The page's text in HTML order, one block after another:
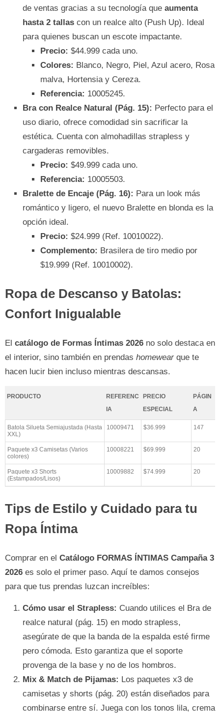
de ventas gracias a su tecnología que aumenta
hasta 2 tallas con un realce alto (Push Up). Ideal
para quienes buscan un escote impactante.
Precio: $44.999 cada uno.
Colores: Blanco, Negro, Piel, Azul acero, Rosa
malva, Hortensia y Cereza.
Referencia: 10005245.
Bra con Realce Natural (Pág. 15): Perfecto para el
uso diario, ofrece comodidad sin sacrificar la
estética. Cuenta con almohadillas strapless y
cargaderas removibles.
Precio: $49.999 cada uno.
Referencia: 10005503.
Bralette de Encaje (Pág. 16): Para un look más
romántico y ligero, el nuevo Bralette en blonda es la
opción ideal.
Precio: $24.999 (Ref. 10010022).
Complemento: Brasilera de tiro medio por
$19.999 (Ref. 10010002).
Ropa de Descanso y Batolas:
Confort Inigualable
El catálogo de Formas Íntimas 2026 no solo destaca en
el interior, sino también en prendas homewear que te
hacen lucir bien incluso mientras descansas.
PRODUCTO
REFERENC
IA
PRECIO
ESPECIAL
PÁGIN
A
Batola Silueta Semiajustada (Hasta
XXL)
10009471 $36.999 147
Paquete x3 Camisetas (Varios
colores)
10008221 $69.999 20
Paquete x3 Shorts
(Estampados/Lisos)
10009882 $74.999 20
Tips de Estilo y Cuidado para tu
Ropa Íntima
Comprar en el Catálogo FORMAS ÍNTIMAS Campaña 3
2026 es solo el primer paso. Aquí te damos consejos
para que tus prendas luzcan increíbles:
Cómo usar el Strapless: Cuando utilices el Bra de
realce natural (pág. 15) en modo strapless,
asegúrate de que la banda de la espalda esté firme
pero cómoda. Esto garantiza que el soporte
provenga de la base y no de los hombros.
Mix & Match de Pijamas: Los paquetes x3 de
camisetas y shorts (pág. 20) están diseñados para
combinarse entre sí. Juega con los tonos lila, crema